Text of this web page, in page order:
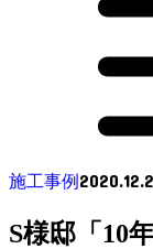
施工事例
S様邸「10